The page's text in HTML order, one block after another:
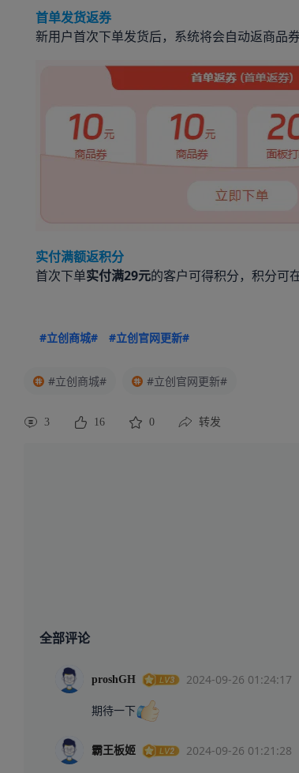
首单发货返券
新用户首次下单发货后，系统将会自动返商品
实付满额返积分
首次下单实付满29元的客户可得积分，积分可
#立创商城# #立创官网更新#
#立创商城# #立创官网更新#
3 16 0 转发
全部评论
proshGH 2024-09-26 01:24:17
期待一下
霸王板姬 2024-09-26 01:21:28